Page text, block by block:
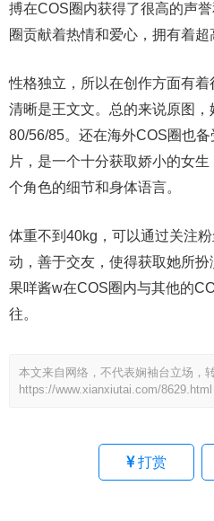
搏在COS圈内获得了很高的声
圈贡献着热情和爱心，拥有着超
性格独立，所以在创作方面有
清晰是王文文。总的来说原图
80/56/85。还在海外COS圈也
片，是一个十分获取娇小的女
个角色的细节和身体语言。
体重不到40kg，可以通过关注
动，善于交友，使得获取她所扮
果咩酱w在COS圈内与其他的
往。
本文来自网络，不代表娴袖台立场，
https://www.xianxiutai.com/8629.html
打赏